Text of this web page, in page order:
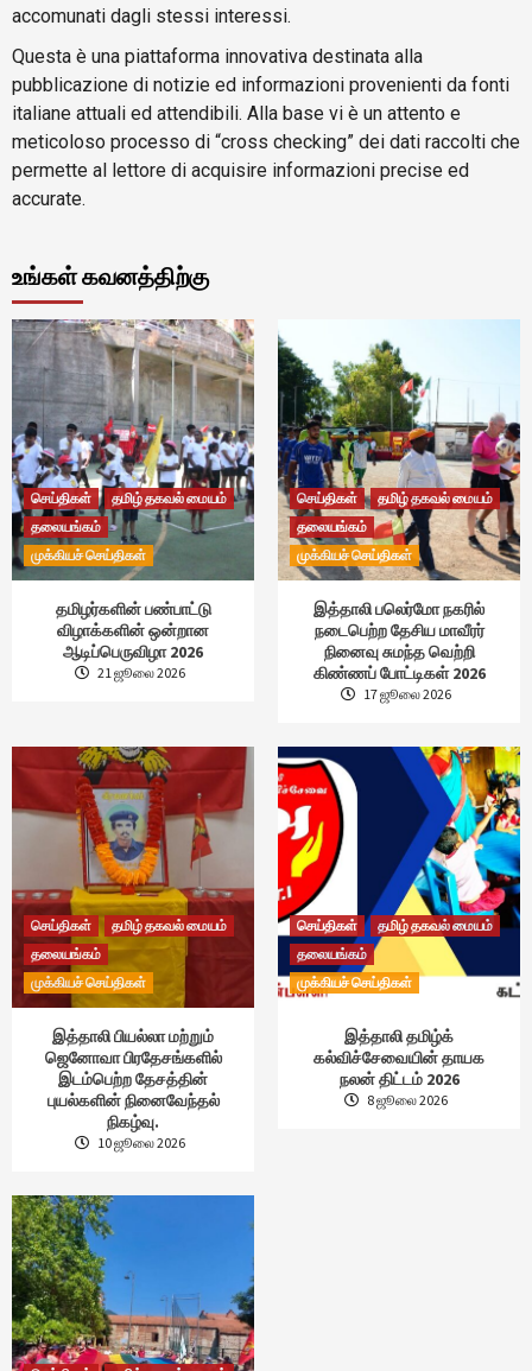
accomunati dagli stessi interessi.
Questa è una piattaforma innovativa destinata alla
pubblicazione di notizie ed informazioni provenienti da fonti
italiane attuali ed attendibili. Alla base vi è un attento e
meticoloso processo di “cross checking” dei dati raccolti che
permette al lettore di acquisire informazioni precise ed
accurate.
உங்கள் கவனத்திற்கு
செய்திகள்
தமிழ் தகவல் மையம்
தலையங்கம்
முக்கியச் செய்திகள்
தமிழர்களின் பண்பாட்டு
விழாக்களின் ஒன்றான
ஆடிப்பெருவிழா 2026
21 ஜூலை 2026
செய்திகள்
தமிழ் தகவல் மையம்
தலையங்கம்
முக்கியச் செய்திகள்
இத்தாலி பலெர்மோ நகரில்
நடைபெற்ற தேசிய மாவீரர்
நினைவு சுமந்த வெற்றி
கிண்ணப் போட்டிகள் 2026
17 ஜூலை 2026
செய்திகள்
தமிழ் தகவல் மையம்
தலையங்கம்
முக்கியச் செய்திகள்
இத்தாலி பியல்லா மற்றும்
ஜெனோவா பிரதேசங்களில்
இடம்பெற்ற தேசத்தின்
புயல்களின் நினைவேந்தல்
நிகழ்வு.
10 ஜூலை 2026
செய்திகள்
தமிழ் தகவல் மையம்
தலையங்கம்
முக்கியச் செய்திகள்
இத்தாலி தமிழ்க்
கல்விச்சேவையின் தாயக
நலன் திட்டம் 2026
8 ஜூலை 2026